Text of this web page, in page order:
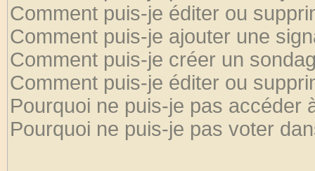
Comment puis-je éditer ou
Comment puis-je ajouter une
Comment puis-je créer un
Comment puis-je éditer ou
Pourquoi ne puis-je pas accéder
Pourquoi ne puis-je pas voter